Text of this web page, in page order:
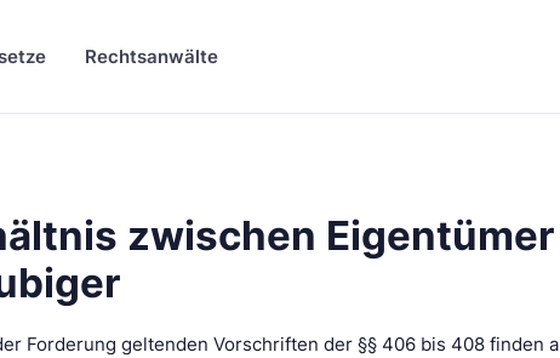
Rechtsanwälte
zwischen
Forderung geltenden Vorschriften der §§ 406 bis 408 finden